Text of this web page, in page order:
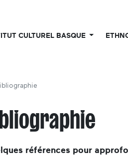
CULTUREL BASQUE
références pour